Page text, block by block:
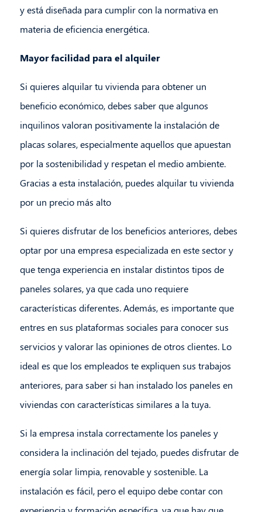
y está diseñada para cumplir con la normativa en
materia de eficiencia energética.
Mayor facilidad para el alquiler
Si quieres alquilar tu vivienda para obtener un
beneficio económico, debes saber que algunos
inquilinos valoran positivamente la instalación de
placas solares, especialmente aquellos que apuestan
por la sostenibilidad y respetan el medio ambiente.
Gracias a esta instalación, puedes alquilar tu vivienda
por un precio más alto
Si quieres disfrutar de los beneficios anteriores, debes
optar por una empresa especializada en este sector y
que tenga experiencia en instalar distintos tipos de
paneles solares, ya que cada uno requiere
características diferentes. Además, es importante que
entres en sus plataformas sociales para conocer sus
servicios y valorar las opiniones de otros clientes. Lo
ideal es que los empleados te expliquen sus trabajos
anteriores, para saber si han instalado los paneles en
viviendas con características similares a la tuya.
Si la empresa instala correctamente los paneles y
considera la inclinación del tejado, puedes disfrutar de
energía solar limpia, renovable y sostenible. La
instalación es fácil, pero el equipo debe contar con